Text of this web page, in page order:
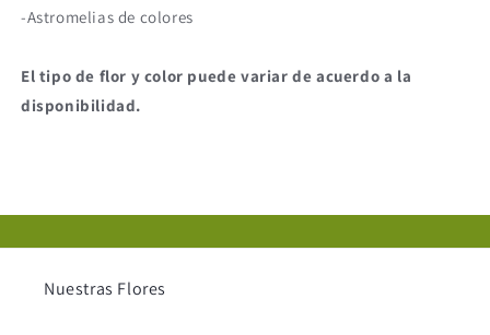
-Astromelias de colores
El tipo de flor y color puede variar de acuerdo a la
disponibilidad.
Nuestras Flores